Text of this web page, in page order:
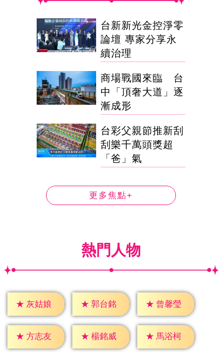
台新新光金控淨零
論壇 專家分享永
續治理
商場戰國來臨 台
中「頂奢大道」逐
漸成形
台彩父親節推新刮
刮樂千萬頭獎超
「爸」氣
更多焦點+
熱門人物
★ 灰姑娘 ★ 郭台銘 ★ 曾馨瑩
★ 方志友 ★ 楊銘威 ★ 馬浴柯